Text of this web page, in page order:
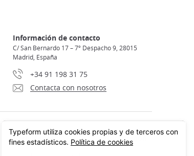
Información de contacto
C/ San Bernardo 17 – 7º Despacho 9, 28015
Madrid, España
+34 91 198 31 75
Contacta con nosotros